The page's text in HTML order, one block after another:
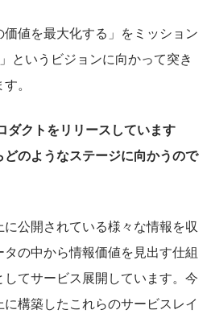
値を最大化する」をミッション
というビジョンに向かって突き
。
クトをリリースしています
のようなステージに向かうので
公開されている様々な情報を収
の中から情報価値を見出す仕組
てサービス展開しています。今
構築したこれらのサービスレイ